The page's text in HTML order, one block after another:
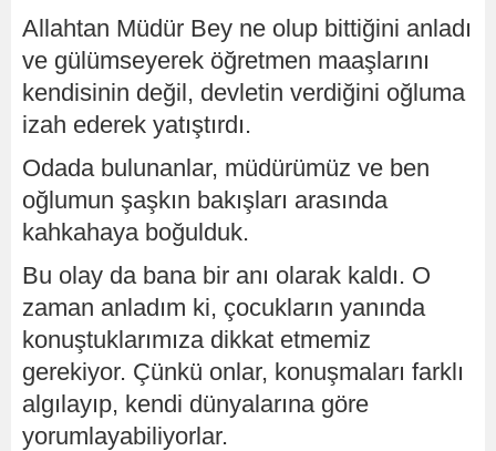
Allahtan Müdür Bey ne olup bittiğini anladı
ve gülümseyerek öğretmen maaşlarını
kendisinin değil, devletin verdiğini oğluma
izah ederek yatıştırdı.
Odada bulunanlar, müdürümüz ve ben
oğlumun şaşkın bakışları arasında
kahkahaya boğulduk.
Bu olay da bana bir anı olarak kaldı. O
zaman anladım ki, çocukların yanında
konuştuklarımıza dikkat etmemiz
gerekiyor. Çünkü onlar, konuşmaları farklı
algılayıp, kendi dünyalarına göre
yorumlayabiliyorlar.